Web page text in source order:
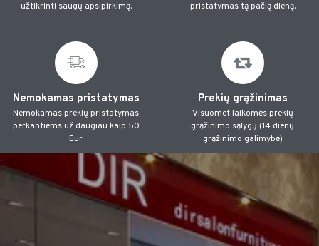
užtikrinti saugų apsipirkimą.
pristatymas tą pačią dieną.
Nemokamas pristatymas
Nemokamas prekių pristatymas
perkantiems už daugiau kaip 50
Eur
Prekių grąžinimas
Visuomet laikomės prekių
grąžinimo sąlygų (14 dienų
grąžinimo galimybė)